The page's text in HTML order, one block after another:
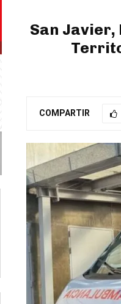
San Javier,
COMPARTIR